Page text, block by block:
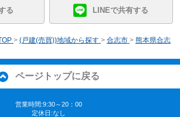
る LINEで共有する
> (戸建(売買))地域から探す > 合志市 > 熊本県合志
ページトップに戻る
営業時間:9:30～20：00
定休日:なし